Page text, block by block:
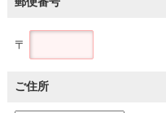
〒
ご住所